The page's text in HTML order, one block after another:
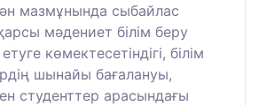
мазмұнында сыбайлас
мәдениет білім беру
көмектесетіндігі, білім
шынайы бағалануы,
студенттер арасындағы